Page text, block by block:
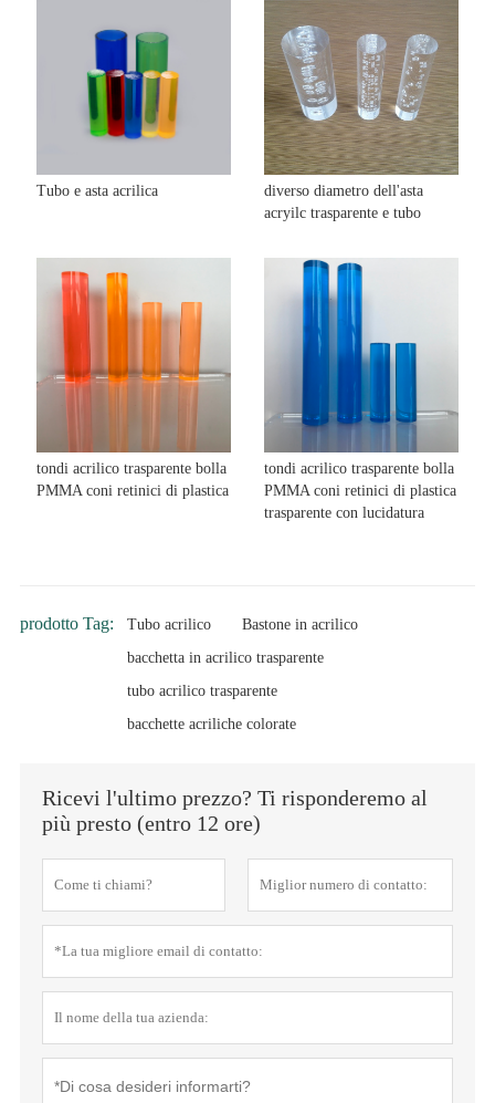
Tubo e asta acrilica
diverso diametro dell'asta
acryilc trasparente e tubo
tondi acrilico trasparente bolla
PMMA coni retinici di plastica
tondi acrilico trasparente bolla
PMMA coni retinici di plastica
trasparente con lucidatura
prodotto Tag: Tubo acrilico
Bastone in acrilico
bacchetta in acrilico trasparente
tubo acrilico trasparente
bacchette acriliche colorate
Ricevi l'ultimo prezzo? Ti risponderemo al
più presto (entro 12 ore)